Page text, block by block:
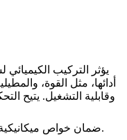
يؤثر التركيب
أدائها، مثل القوة،
وقابلية التشغيل. يتيح
ضمان خواص ميكانيكية وفيزيائية متسقة عبر دفعات الإنتاج.